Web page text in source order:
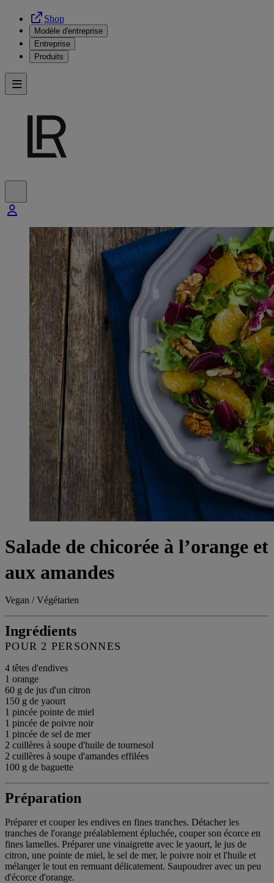
Shop
Modèle d'entreprise
Entreprise
Produits
Salade de chicorée à l’orange et
aux amandes
Vegan / Végétarien
Ingrédients
POUR 2 PERSONNES
4 têtes d'endives
1 orange
60 g de jus d'un citron
150 g de yaourt
1 pincée pointe de miel
1 pincée de poivre noir
1 pincée de sel de mer
2 cuillères à soupe d'huile de tournesol
2 cuillères à soupe d'amandes effilées
100 g de baguette
Préparation
Préparer et couper les endives en fines tranches. Détacher les
tranches de l'orange préalablement épluchée, couper son écorce en
fines lamelles. Préparer une vinaigrette avec le yaourt, le jus de
citron, une pointe de miel, le sel de mer, le poivre noir et l'huile et
mélanger le tout en remuant délicatement. Saupoudrer avec un peu
d'écorce d'orange.